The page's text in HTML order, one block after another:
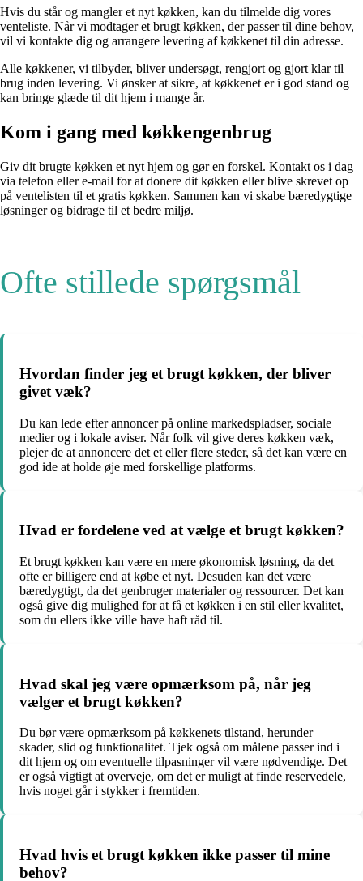
Hvis du står og mangler et nyt køkken, kan du tilmelde dig vores
venteliste. Når vi modtager et brugt køkken, der passer til dine behov,
vil vi kontakte dig og arrangere levering af køkkenet til din adresse.
Alle køkkener, vi tilbyder, bliver undersøgt, rengjort og gjort klar til
brug inden levering. Vi ønsker at sikre, at køkkenet er i god stand og
kan bringe glæde til dit hjem i mange år.
Kom i gang med køkkengenbrug
Giv dit brugte køkken et nyt hjem og gør en forskel. Kontakt os i dag
via telefon eller e-mail for at donere dit køkken eller blive skrevet op
på ventelisten til et gratis køkken. Sammen kan vi skabe bæredygtige
løsninger og bidrage til et bedre miljø.
Ofte stillede spørgsmål
Hvordan finder jeg et brugt køkken, der bliver
givet væk?
Du kan lede efter annoncer på online markedspladser, sociale
medier og i lokale aviser. Når folk vil give deres køkken væk,
plejer de at annoncere det et eller flere steder, så det kan være en
god ide at holde øje med forskellige platforms.
Hvad er fordelene ved at vælge et brugt køkken?
Et brugt køkken kan være en mere økonomisk løsning, da det
ofte er billigere end at købe et nyt. Desuden kan det være
bæredygtigt, da det genbruger materialer og ressourcer. Det kan
også give dig mulighed for at få et køkken i en stil eller kvalitet,
som du ellers ikke ville have haft råd til.
Hvad skal jeg være opmærksom på, når jeg
vælger et brugt køkken?
Du bør være opmærksom på køkkenets tilstand, herunder
skader, slid og funktionalitet. Tjek også om målene passer ind i
dit hjem og om eventuelle tilpasninger vil være nødvendige. Det
er også vigtigt at overveje, om det er muligt at finde reservedele,
hvis noget går i stykker i fremtiden.
Hvad hvis et brugt køkken ikke passer til mine
behov?